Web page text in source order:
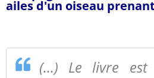
ailes d'un oiseau
(...) Le livre est